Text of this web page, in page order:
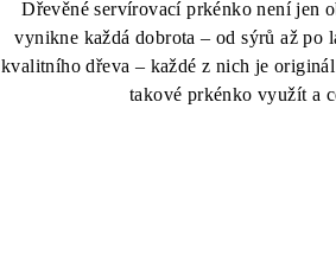
Dřevěné servírovací prkénko není jen
vynikne každá dobrota – od sýrů až
kvalitního dřeva – každé z nich je
takové prkénko využít a